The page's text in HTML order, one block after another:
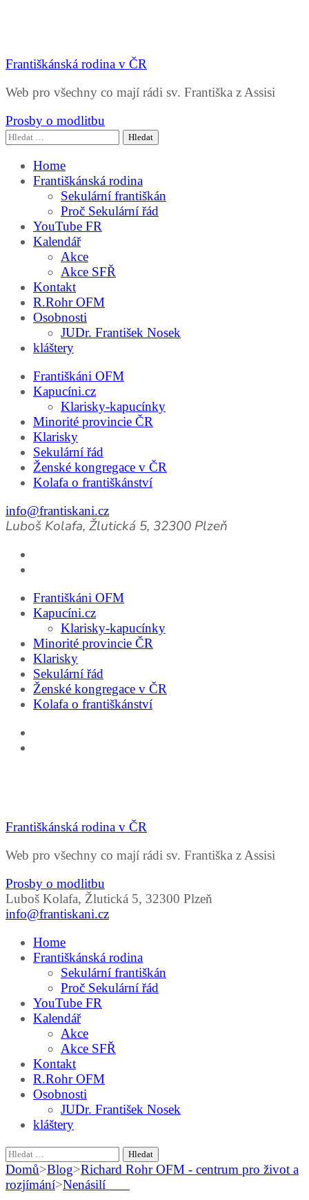
Františkánská rodina v ČR
Web pro všechny co mají rádi sv. Františka z Assisi
Prosby o modlitbu
Vyhledávání
Home
Františkánská rodina
Sekulární františkán
Proč Sekulární řád
YouTube FR
Kalendář
Akce
Akce SFŘ
Kontakt
R.Rohr OFM
Osobnosti
JUDr. František Nosek
kláštery
Františkáni OFM
Kapucíni.cz
Klarisky-kapucínky
Minorité provincie ČR
Klarisky
Sekulární řád
Ženské kongregace v ČR
Kolafa o františkánství
info@frantiskani.cz
Luboš Kolafa, Žlutická 5, 32300 Plzeň
Františkáni OFM
Kapucíni.cz
Klarisky-kapucínky
Minorité provincie ČR
Klarisky
Sekulární řád
Ženské kongregace v ČR
Kolafa o františkánství
Františkánská rodina v ČR
Web pro všechny co mají rádi sv. Františka z Assisi
Prosby o modlitbu
Luboš Kolafa, Žlutická 5, 32300 Plzeň
info@frantiskani.cz
Home
Františkánská rodina
Sekulární františkán
Proč Sekulární řád
YouTube FR
Kalendář
Akce
Akce SFŘ
Kontakt
R.Rohr OFM
Osobnosti
JUDr. František Nosek
kláštery
Vyhledávání
Domů>Blog>Richard Rohr OFM - centrum pro život a
rozjímání>Nenásilí